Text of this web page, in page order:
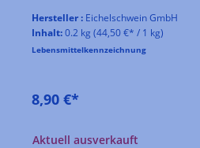
Hersteller : Eichelschwein GmbH
Inhalt:0.2 kg(44,50 €* / 1 kg)
Lebensmittelkennzeichnung
8,90 €*
Aktuell ausverkauft